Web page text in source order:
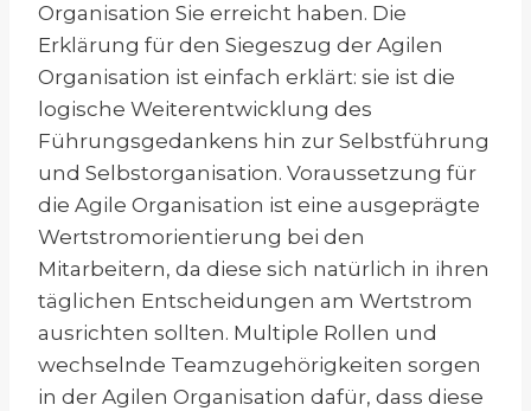
Organisation Sie erreicht haben. Die
Erklärung für den Siegeszug der Agilen
Organisation ist einfach erklärt: sie ist die
logische Weiterentwicklung des
Führungsgedankens hin zur Selbstführung
und Selbstorganisation. Voraussetzung für
die Agile Organisation ist eine ausgeprägte
Wertstromorientierung bei den
Mitarbeitern, da diese sich natürlich in ihren
täglichen Entscheidungen am Wertstrom
ausrichten sollten. Multiple Rollen und
wechselnde Teamzugehörigkeiten sorgen
in der Agilen Organisation dafür, dass diese